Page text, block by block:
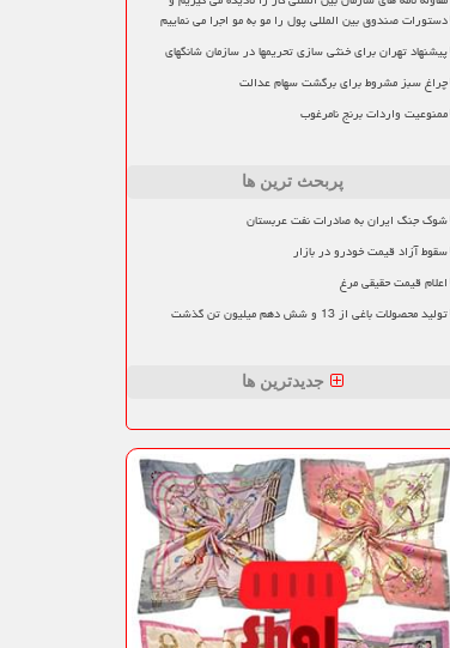
دستورات صندوق بین المللی پول را مو به مو اجرا می نماییم
پیشنهاد تهران برای خنثی سازی تحریمها در سازمان شانگهای
چراغ سبز مشروط برای برگشت سهام عدالت
ممنوعیت واردات برنج نامرغوب
پربحث ترین ها
شوک جنگ ایران به صادرات نفت عربستان
سقوط آزاد قیمت خودرو در بازار
اعلام قیمت حقیقی مرغ
تولید محصولات باغی از 13 و شش دهم میلیون تن گذشت
جدیدترین ها